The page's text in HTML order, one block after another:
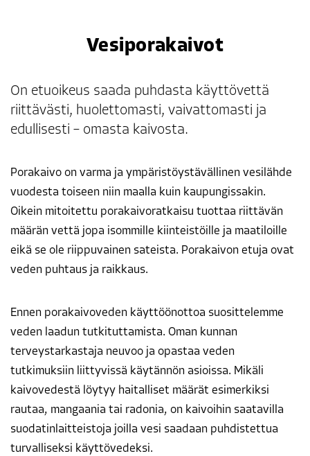
Vesipora­kaivot
On etuoikeus saada puhdasta käyttövettä
riittävästi, huolettomasti, vaivattomasti ja
edullisesti – omasta kaivosta.
Porakaivo on varma ja ympäristöystävällinen vesilähde
vuodesta toiseen niin maalla kuin kaupungissakin.
Oikein mitoitettu porakaivoratkaisu tuottaa riittävän
määrän vettä jopa isommille kiinteistöille ja maatiloille
eikä se ole riippuvainen sateista. Porakaivon etuja ovat
veden puhtaus ja raikkaus.
Ennen porakaivoveden käyttöönottoa suosittelemme
veden laadun tutkituttamista. Oman kunnan
terveystarkastaja neuvoo ja opastaa veden
tutkimuksiin liittyvissä käytännön asioissa. Mikäli
kaivovedestä löytyy haitalliset määrät esimerkiksi
rautaa, mangaania tai radonia, on kaivoihin saatavilla
suodatinlaitteistoja joilla vesi saadaan puhdistettua
turvalliseksi käyttövedeksi.